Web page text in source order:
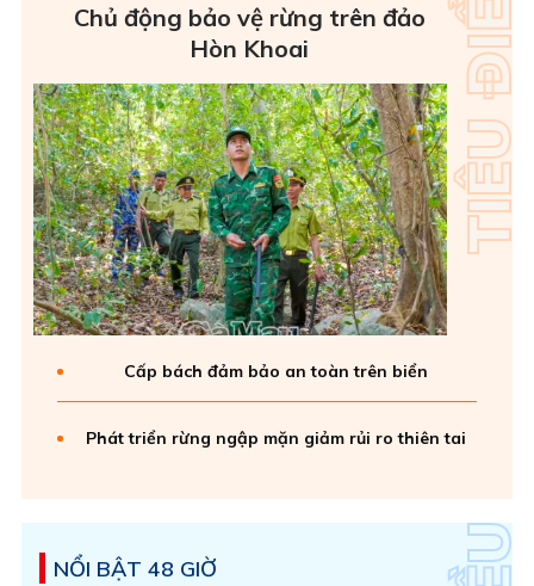
Chủ động bảo vệ rừng trên đảo
Hòn Khoai
Cấp bách đảm bảo an toàn trên biển
Phát triển rừng ngập mặn giảm rủi ro thiên tai
NỔI BẬT 48 GIỜ